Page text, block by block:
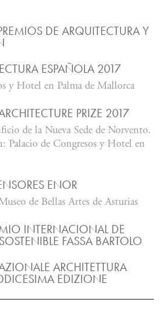
DE ARQUITECTURA Y
ESPAÑOLA 2017
y Hotel en Palma de Mallorca
PRIZE 2017
de la Nueva Sede de Norvento.
Palacio de Congresos y Hotel en
ENOR
de Bellas Artes de Asturias
INTERNACIONAL DE
FASSA BARTOLO
ARCHITETTURA
EDIZIONE